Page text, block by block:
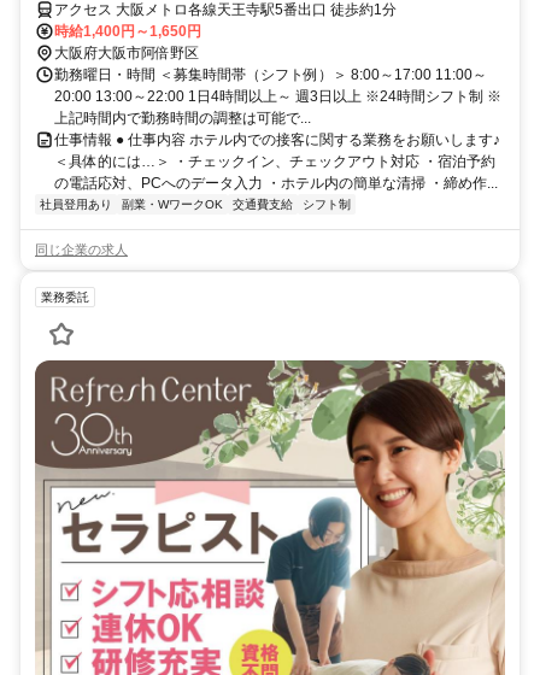
アクセス 大阪メトロ各線天王寺駅5番出口 徒歩約1分
時給1,400円～1,650円
大阪府大阪市阿倍野区
勤務曜日・時間 ＜募集時間帯（シフト例）＞ 8:00～17:00 11:00～
20:00 13:00～22:00 1日4時間以上～ 週3日以上 ※24時間シフト制 ※
上記時間内で勤務時間の調整は可能で...
仕事情報 ● 仕事内容 ホテル内での接客に関する業務をお願いします♪
＜具体的には…＞ ・チェックイン、チェックアウト対応 ・宿泊予約
の電話応対、PCへのデータ入力 ・ホテル内の簡単な清掃 ・締め作...
社員登用あり 副業・WワークOK 交通費支給 シフト制
同じ企業の求人
業務委託